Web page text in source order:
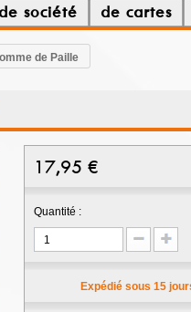
de société de cartes
de Paille
17,95 €
Quantité :
Expédié sous 15